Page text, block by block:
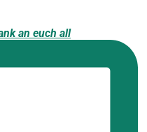
an euch all